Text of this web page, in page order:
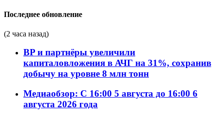
Последнее обновление
(2 часа назад)
BP и партнёры увеличили
капиталовложения в АЧГ на 31%, сохранив
добычу на уровне 8 млн тонн
Медиаобзор: С 16:00 5 августа до 16:00 6
августа 2026 года